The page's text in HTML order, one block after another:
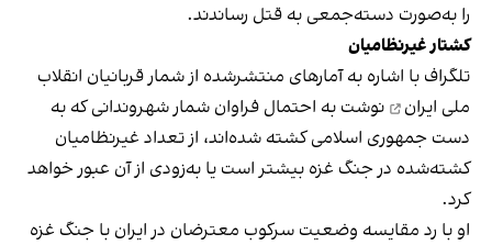
را به‌صورت دسته‌جمعی به قتل رساندند.
کشتار غیرنظامیان
تلگراف با اشاره به آمارهای منتشرشده از شمار قربانیان انقلاب
ملی ایران
نوشت به احتمال فراوان شمار شهروندانی که به
دست جمهوری اسلامی کشته شده‌اند، از تعداد غیرنظامیان
کشته‌شده در جنگ غزه بیشتر است یا به‌زودی از آن عبور خواهد
کرد.
او با رد مقایسه وضعیت سرکوب معترضان در ایران با جنگ غزه